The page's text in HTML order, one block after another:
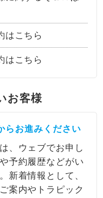
はこちら
はこちら
お客様
らお進みください
、ウェブでお申し
予約履歴などがい
新着情報として、
案内やトラピック